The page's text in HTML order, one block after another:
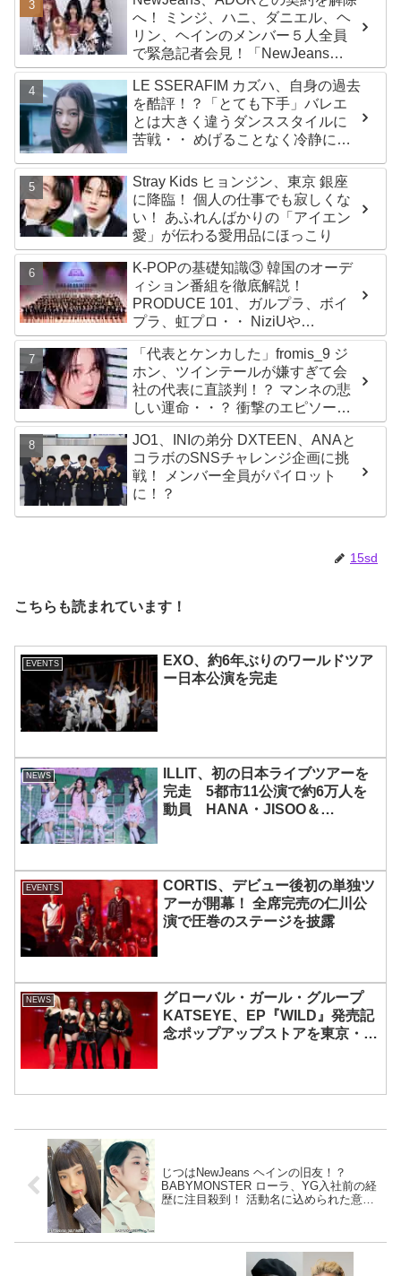
へ！ ミンジ、ハニ、ダニエル、ヘ
リン、ヘインのメンバー５人全員
で緊急記者会見！「NewJeans
never dies!」と微笑みの宣言！
ADOR側、2029年まで契約有効と
主張
LE SSERAFIM カズハ、自身の過去
を酷評！？「とても下手」バレエ
とは大きく違うダンススタイルに
苦戦・・ めげることなく冷静に努
Stray Kids ヒョンジン、東京 銀座
に降臨！ 個人の仕事でも寂しくな
い！ あふれんばかりの「アイエン
愛」が伝わる愛用品にほっこり
K-POPの基礎知識③ 韓国のオーデ
ィション番組を徹底解説！
PRODUCE 101、ガルプラ、ボイ
プラ、虹プロ・・ NiziUや
Kep1er、ZEROBASEONEら人気
グループが続々と誕生！ JO1や
INI、ME:Iを生んだ日プまで一挙紹
介
「代表とケンカした」fromis_9 ジ
ホン、ツインテールが嫌すぎて会
社の代表に直談判！？ マンネの悲
しい運命・・？ 衝撃のエピソード
に爆笑
JO1、INIの弟分 DXTEEN、ANAと
コラボのSNSチャレンジ企画に挑
戦！ メンバー全員がパイロット
に！？
15sd
こちらも読まれています！
EVENTS
EXO、約6年ぶりのワールドツア
ー日本公演を完走
NEWS
ILLIT、初の日本ライブツアーを
完走 5都市11公演で約6万人を
動員 HANA・JISOO＆
EVENTS
CORTIS、デビュー後初の単独ツ
アーが開幕！ 全席完売の仁川公
演で圧巻のステージを披露
NEWS
グローバル・ガール・グループ
KATSEYE、EP『WILD』発売記
念ポップアップストアを東京・原
じつはNewJeans ヘインの旧友！？
BABYMONSTER ローラ、YG入社前の経
歴に注目殺到！ 活動名に込められた意味